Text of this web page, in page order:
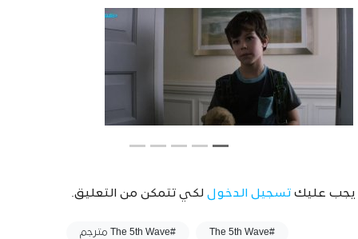
يجب عليك تسجيل الدخول لكي تتمكن من التعليق.
#The 5th Wave #The 5th Wave مترجم